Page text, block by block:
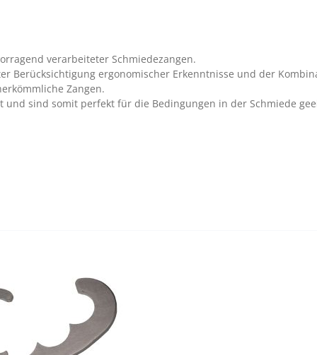
verarbeiteter Schmiedezangen.
Berücksichtigung ergonomischer Erkenntnisse und der
Zangen.
und sind somit perfekt für die Bedingungen in der Schmiede